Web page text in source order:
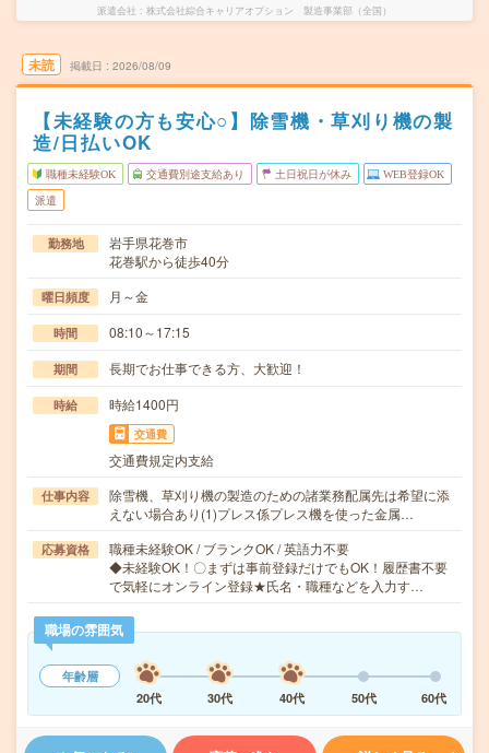
派遣会社 株式会社綜合キャリアオプション 製造事業部（全国）
未読 掲載日 2026/08/09
【未経験の方も安心○】除雪機・草刈り機の製
造/日払いOK
職種未経験OK 交通費別途支給あり 土日祝日が休み WEB登録OK
派遣
勤務地
岩手県花巻市
花巻駅から徒歩40分
曜日頻度 月～金
時間 08:10～17:15
期間 長期でお仕事できる方、大歓迎！
時給 時給1400円
交通費
交通費規定内支給
仕事内容
除雪機、草刈り機の製造のための諸業務配属先は希望に添
えない場合あり(1)プレス係プレス機を使った金属…
応募資格
職種未経験OK / ブランクOK / 英語力不要
◆未経験OK！〇まずは事前登録だけでもOK！履歴書不要
で気軽にオンライン登録★氏名・職種などを入力す…
職場の雰囲気
年齢層
20代
30代 40代 50代 60代